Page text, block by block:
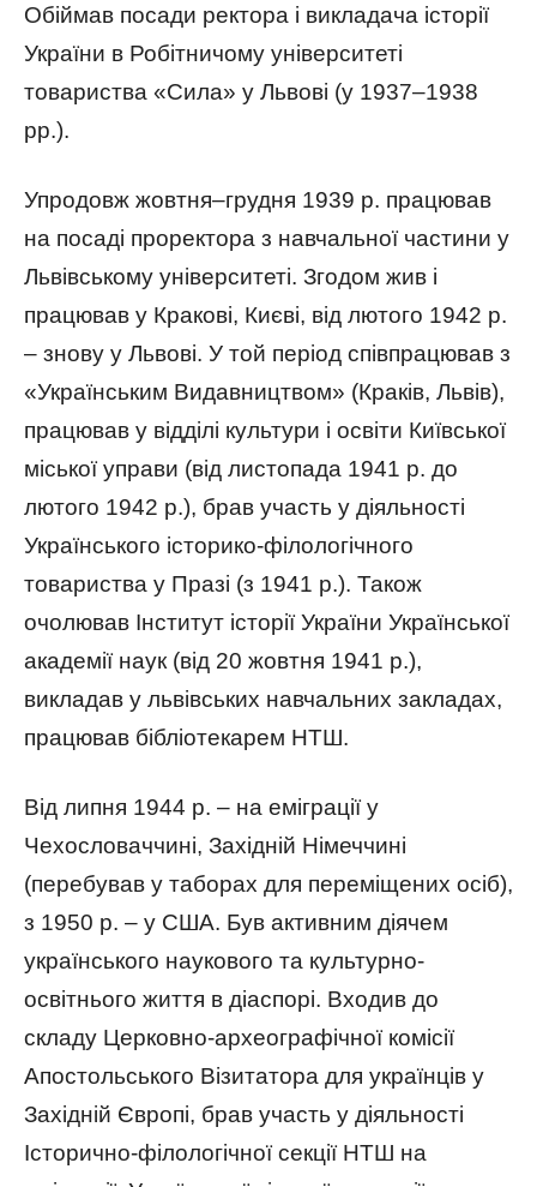
Обіймав посади ректора і викладача історії
України в Робітничому університеті
товариства «Сила» у Львові (у 1937–1938
рр.).
Упродовж жовтня–грудня 1939 р. працював
на посаді проректора з навчальної частини у
Львівському університеті. Згодом жив і
працював у Кракові, Києві, від лютого 1942 р.
– знову у Львові. У той період співпрацював з
«Українським Видавництвом» (Краків, Львів),
працював у відділі культури і освіти Київської
міської управи (від листопада 1941 р. до
лютого 1942 р.), брав участь у діяльності
Українського історико-філологічного
товариства у Празі (з 1941 р.). Також
очолював Інститут історії України Української
академії наук (від 20 жовтня 1941 р.),
викладав у львівських навчальних закладах,
працював бібліотекарем НТШ.
Від липня 1944 р. – на еміграції у
Чехословаччині, Західній Німеччині
(перебував у таборах для переміщених осіб),
з 1950 р. – у США. Був активним діячем
українського наукового та культурно-
освітнього життя в діаспорі. Входив до
складу Церковно-археографічної комісії
Апостольського Візитатора для українців у
Західній Європі, брав участь у діяльності
Історично-філологічної секції НТШ на